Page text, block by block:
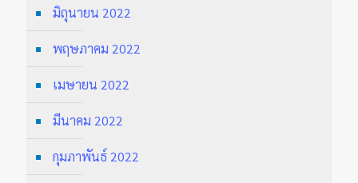
มิถุนายน 2022
พฤษภาคม 2022
เมษายน 2022
มีนาคม 2022
กุมภาพันธ์ 2022